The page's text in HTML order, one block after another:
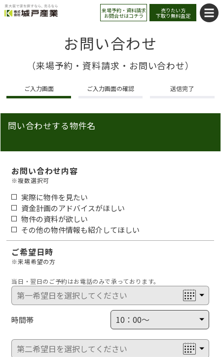
来場予約・資料請求
お問合せはコチラ
売りたい方
下取り無料査定
お問い合わせ
（来場予約・資料請求・お問い合わせ）
ご入力画面 ご入力画面の確認 送信完了
問い合わせする物件名
お問い合わせ内容
※複数選択可
実際に物件を見たい
資金計画のアドバイスがほしい
物件の資料が欲しい
その他の物件情報も紹介してほしい
ご希望日時
※来場希望の方
当日・翌日のご予約はお電話のみで承っております。
時間帯